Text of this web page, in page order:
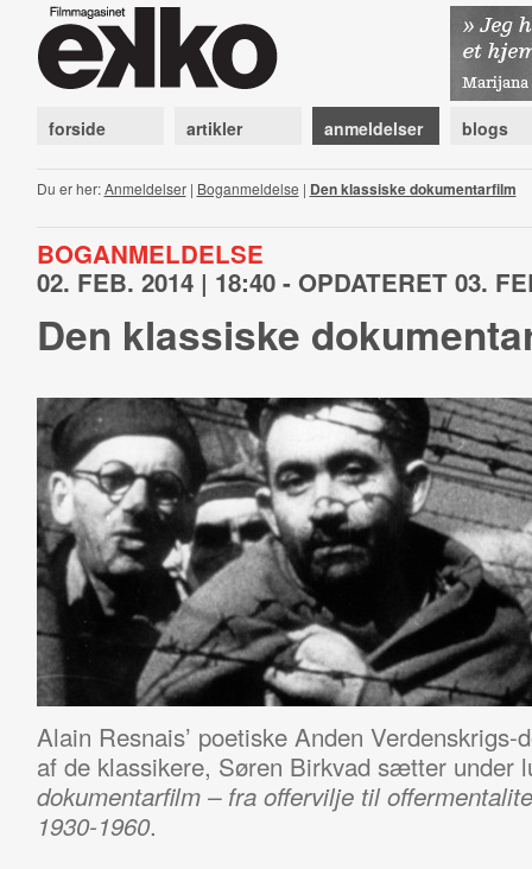
forside artikler anmeldelser blogs
Du er her:Anmeldelser| Boganmeldelse | Den klassiske dokumentarfilm
BOGANMELDELSE
02. FEB. 2014 | 18:40 - OPDATERET 03.
Den klassiske
Alain Resnais’ poetiske Anden
af de klassikere, Søren Birkvad sætter under
dokumentarfilm – fra offervilje til
1930-1960.